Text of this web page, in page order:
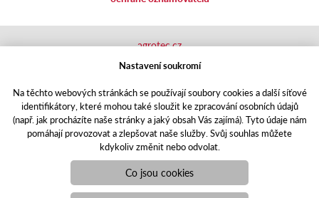
Responzivní webPuxdesign | agrics.cz © 2021
Toto jsou internetové stránky společnosti AGRI CS a. s., se sídlem
agrotec.cz
agrics.sk
shop.agrics.cz
traktorbazar.cz
eshop.agrics.cz/cs
a-finance.cz
Nastavení soukromí
Na těchto webových stránkách se používají soubory cookies a další síťové
identifikátory, které mohou také sloužit ke zpracování osobních údajů
(např. jak procházíte naše stránky a jaký obsah Vás zajímá). Tyto údaje nám
pomáhají provozovat a zlepšovat naše služby. Svůj souhlas můžete
kdykoliv změnit nebo odvolat.
Co jsou cookies